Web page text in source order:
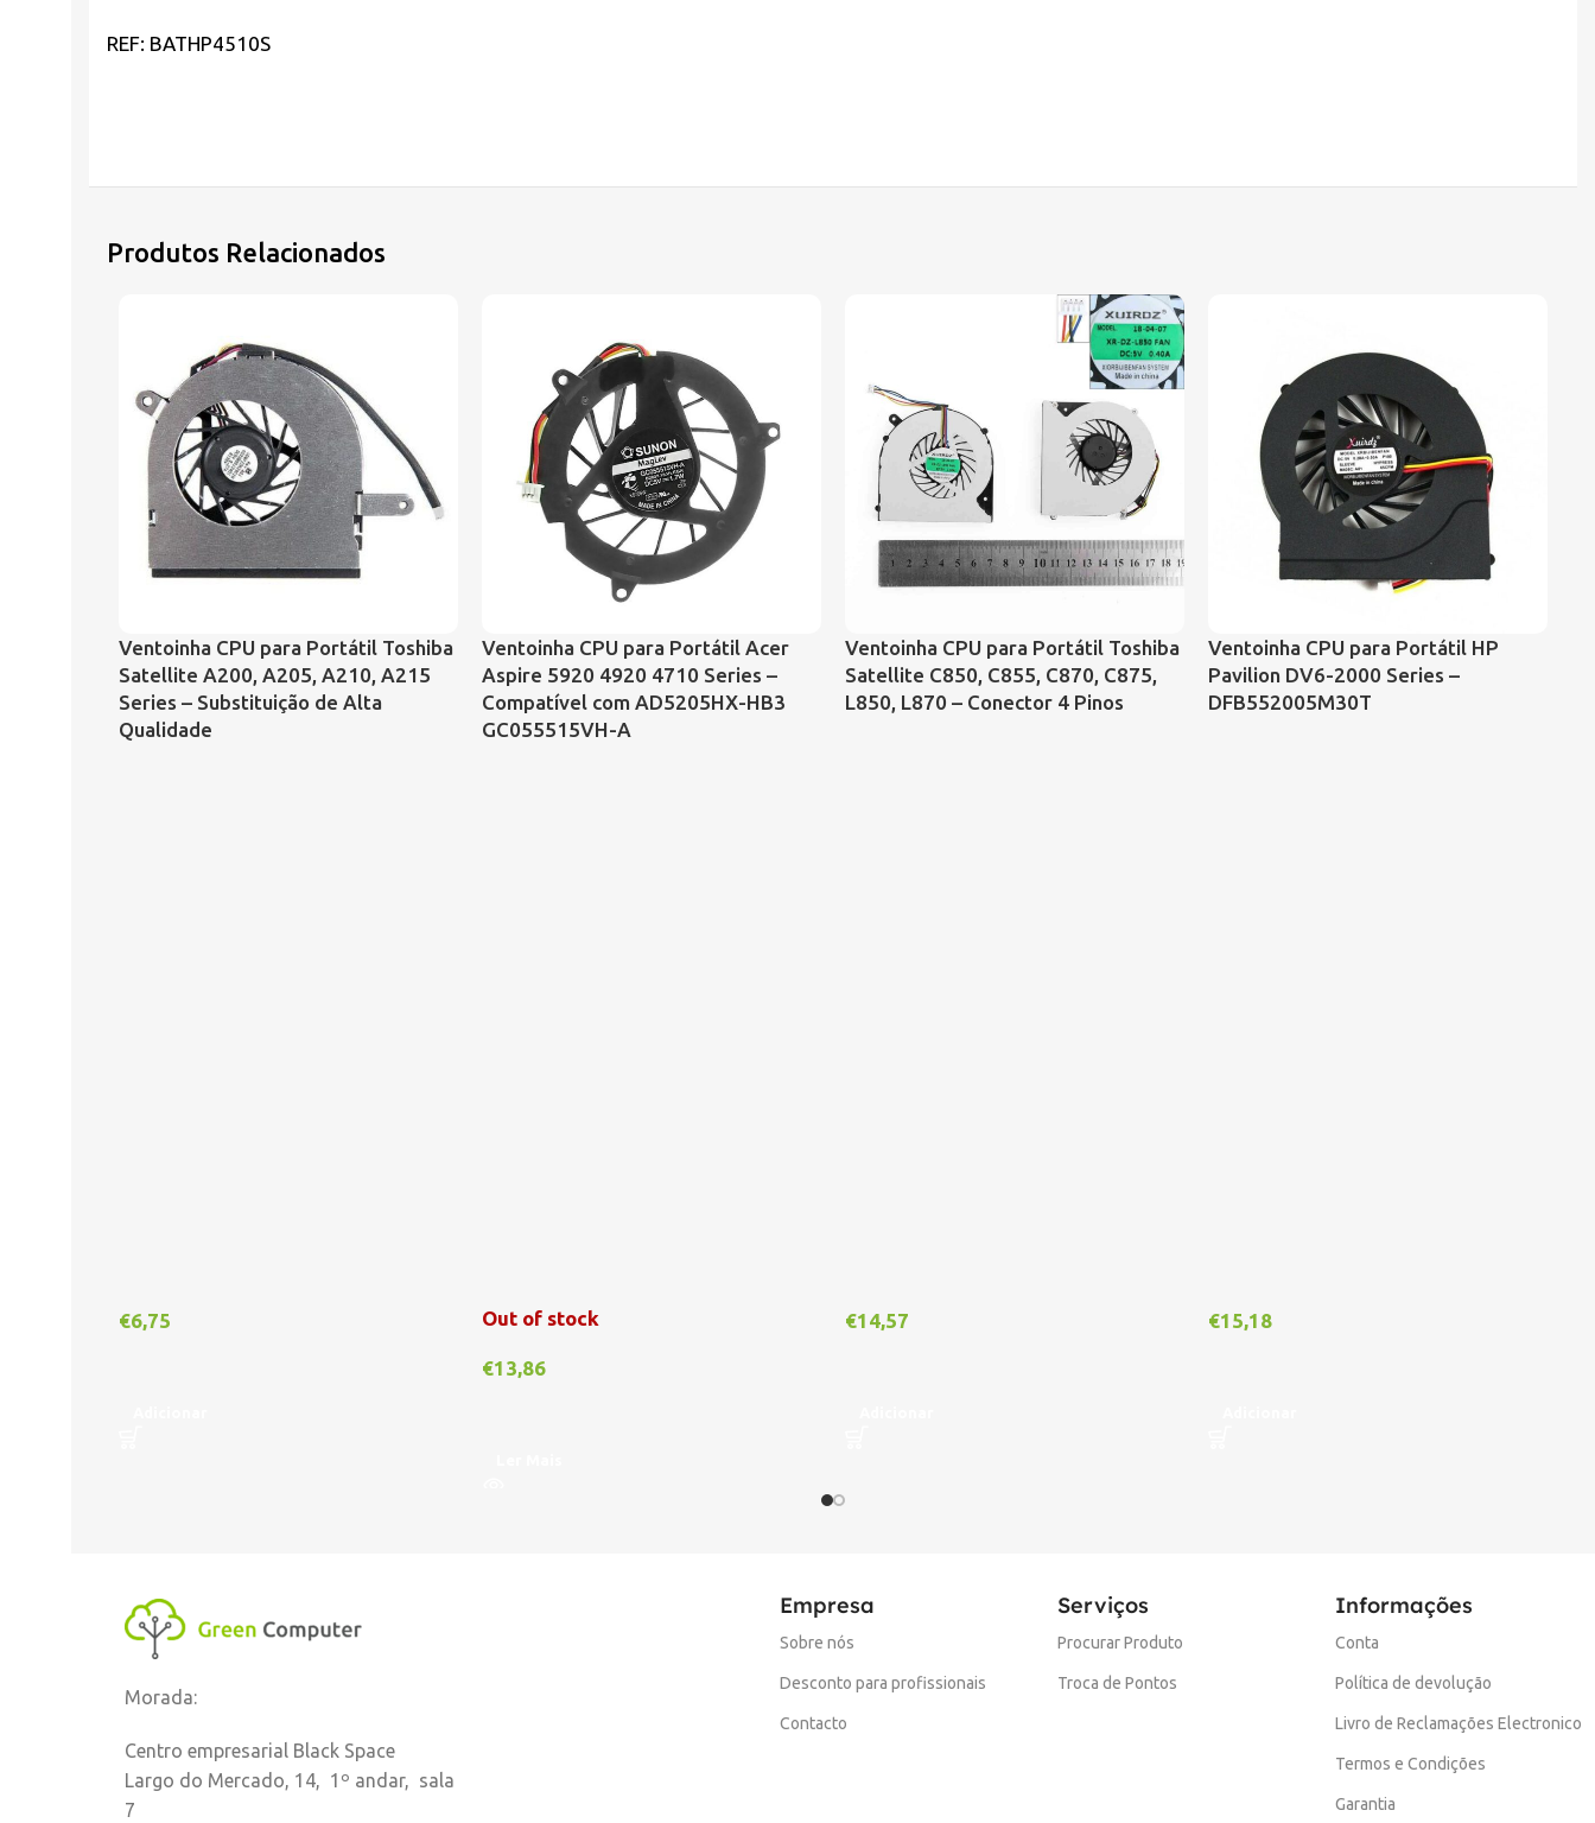
REF: BATHP4510S
Produtos Relacionados
Ventoinha CPU para Portátil Toshiba
Satellite A200, A205, A210, A215
Series – Substituição de Alta
Qualidade
€6,75
Ventoinha CPU para Portátil Acer
Aspire 5920 4920 4710 Series –
Compatível com AD5205HX-HB3
GC055515VH-A
Out of stock
€13,86
Ventoinha CPU para Portátil Toshiba
Satellite C850, C855, C870, C875,
L850, L870 – Conector 4 Pinos
€14,57
Ventoinha CPU para Portátil HP
Pavilion DV6-2000 Series –
DFB552005M30T
€15,18
Morada:
Centro empresarial Black Space
Largo do Mercado, 14, 1º andar, sala
7
Empresa
Sobre nós
Desconto para profissionais
Contacto
Serviços
Procurar Produto
Troca de Pontos
Informações
Conta
Política de devolução
Livro de Reclamações Electronico
Termos e Condições
Garantia